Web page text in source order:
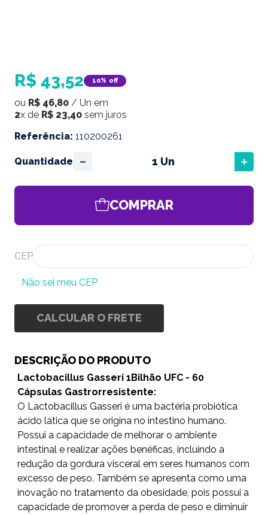
R$ 43,52 10% off
ou R$ 46,80 / Un em
2x de R$ 23,40 sem juros
Referência: 110200261
Quantidade ＋
－
COMPRAR
CEP
Não sei meu CEP
CALCULAR O FRETE
DESCRIÇÃO DO PRODUTO
Lactobacillus Gasseri 1Bilhão UFC - 60
Cápsulas Gastrorresistente:
O Lactobacillus Gasseri é uma bactéria probiótica
ácido lática que se origina no intestino humano.
Possui a capacidade de melhorar o ambiente
intestinal e realizar ações benéficas, incluindo a
redução da gordura visceral em seres humanos com
excesso de peso. Também se apresenta como uma
inovação no tratamento da obesidade, pois possui a
capacidade de promover a perda de peso e diminuir